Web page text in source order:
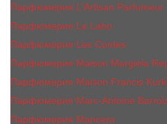
Парфюмерия L'Artisan Parfumeur
Парфюмерия Le Labo
Парфюмерия Les Contes
Парфюмерия Maison Margiela
Парфюмерия Maison Francis
Парфюмерия Marc-Antoine
Парфюмерия Mancera